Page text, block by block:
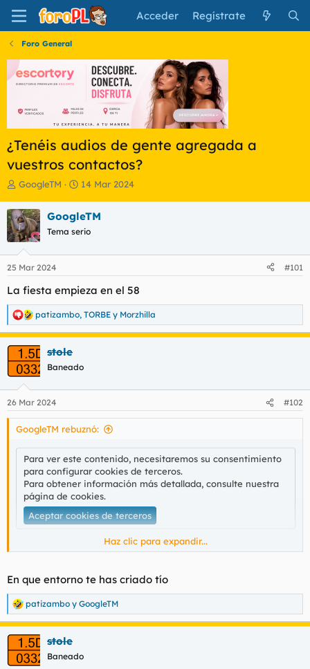
Acceder Regístrate
Foro General
¿Tenéis audios de gente agregada a
vuestros contactos?
I
i
c
i
a
d
o
d
e
l
t
e
m
a
GoogleTM
F
h
a
e
i
c
i
o
14 Mar 2024
GoogleTM
Tema serio
25 Mar 2024 #101
La fiesta empieza en el 58
R
e
a
c
i
e
s
patizambo, TORBE y Morzhilla
stole
Baneado
26 Mar 2024 #102
GoogleTM rebuznó:
Para ver este contenido, necesitaremos su consentimiento
para configurar cookies de terceros.
Para obtener información más detallada, consulte nuestra
página de cookies.
Aceptar cookies de terceros
Para ver este contenido, necesitaremos su consentimiento
para configurar cookies de terceros.
Para obtener información más detallada, consulte nuestra
página de cookies
Aceptar cookies de terceros
Haz clic para expandir...
En que entorno te has criado tío
R
e
a
c
i
patizambo y GoogleTM
stole
Baneado